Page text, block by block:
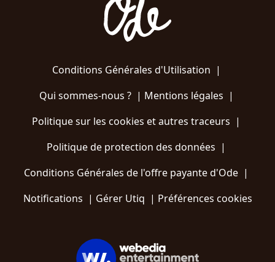
Conditions Générales d'Utilisation |
Qui sommes-nous ?| Mentions légales |
Politique sur les cookies et autres traceurs |
Politique de protection des données |
Conditions Générales de l'offre payante d'Ode |
Notifications | Gérer Utiq | Préférences cookies